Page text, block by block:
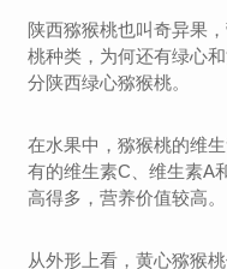
陕西猕猴桃也叫奇异果
桃种类，为何还有绿心
分陕西绿心猕猴桃。
在水果中，猕猴桃的维
有的维生素C、维生素A
高得多，营养价值较高。
从外形上看，黄心猕猴